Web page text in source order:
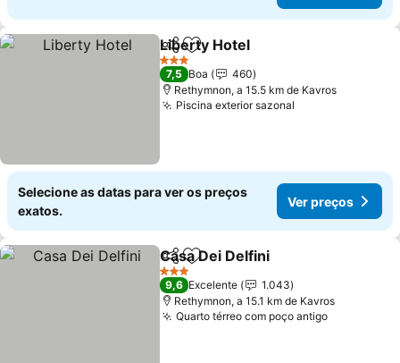
PartilharAdicionar aos favoritos
Liberty Hotel
3 Estrelas
7,5 Boa
460
Rethymnon, a 15.5 km de Kavros
Piscina exterior sazonal
Selecione as datas para ver os preços
exatos.
Ver preços
PartilharAdicionar aos favoritos
Casa Dei Delfini
3 Estrelas
9,6 Excelente
1.043
Rethymnon, a 15.1 km de Kavros
Quarto térreo com poço antigoVer preços